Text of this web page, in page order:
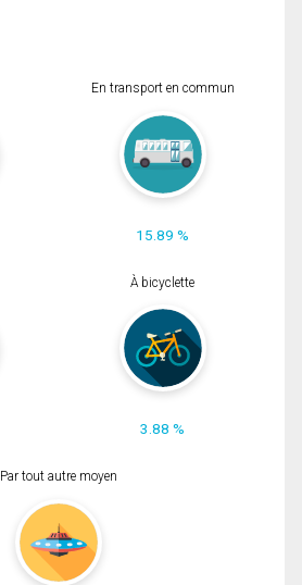
En transport en commun
15.89 %
À bicyclette
3.88 %
Par tout autre moyen